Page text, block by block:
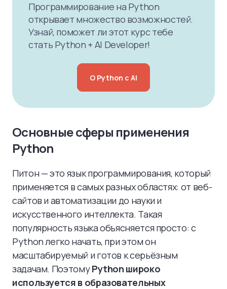
Программирование на Python
открывает множество возможностей.
Узнай, поможет ли этот курс тебе
стать Python + AI Developer!
О Python с AI
Основные сферы применения
Python
Питон — это язык программирования, который
применяется в самых разных областях: от веб-
сайтов и автоматизации до науки и
искусственного интеллекта. Такая
популярность языка объясняется просто: с
Python легко начать, при этом он
масштабируемый и готов к серьёзным
задачам. ПоэтомуPython широко
используется в образовательных